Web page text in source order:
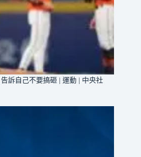
訴自己不要搞砸 | 運動 | 中央社